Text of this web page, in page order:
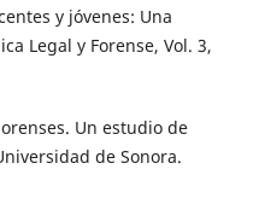
y jóvenes: Una
Legal y Forense, Vol. 3,
Un estudio de
de Sonora.